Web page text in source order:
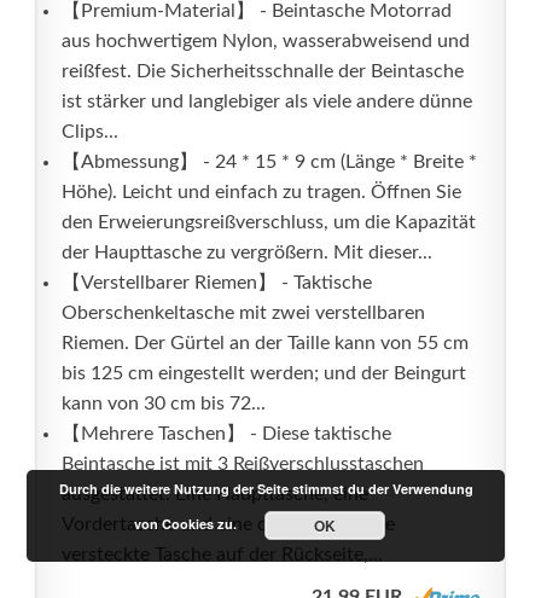
【Premium-Material】 - Beintasche Motorrad
aus hochwertigem Nylon, wasserabweisend und
reißfest. Die Sicherheitsschnalle der Beintasche
ist stärker und langlebiger als viele andere dünne
Clips...
【Abmessung】 - 24 * 15 * 9 cm (Länge * Breite *
Höhe). Leicht und einfach zu tragen. Öffnen Sie
den Erweierungsreißverschluss, um die Kapazität
der Haupttasche zu vergrößern. Mit dieser...
【Verstellbarer Riemen】 - Taktische
Oberschenkeltasche mit zwei verstellbaren
Riemen. Der Gürtel an der Taille kann von 55 cm
bis 125 cm eingestellt werden; und der Beingurt
kann von 30 cm bis 72...
【Mehrere Taschen】 - Diese taktische
Beintasche ist mit 3 Reißverschlusstaschen
ausgestattet. Eine Haupttasche, eine
Vordertasche und eine diebstahlsichere
versteckte Tasche auf der Rückseite,...
Durch die weitere Nutzung der Seite stimmst du der Verwendung
von Cookies zu.
OK